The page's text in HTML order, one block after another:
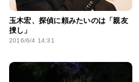
玉木宏、探偵に頼みたいのは「親友
捜し」
2016/6/4 14:31